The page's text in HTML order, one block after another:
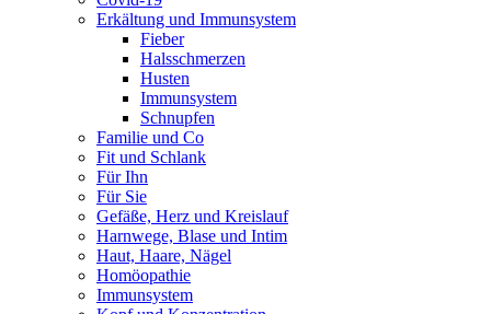
Erkältung und Immunsystem
Fieber
Halsschmerzen
Husten
Immunsystem
Schnupfen
Familie und Co
Fit und Schlank
Für Ihn
Für Sie
Gefäße, Herz und Kreislauf
Harnwege, Blase und Intim
Haut, Haare, Nägel
Homöopathie
Immunsystem